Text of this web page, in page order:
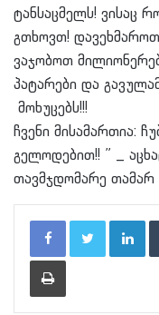
ტანსაცმელს! ვისაც
გთხოვთ!
ვაჯობოთ
პატარები და
მოხუცებს!!!
ჩვენი მისამართია:
გელოდებით!! ” _
თავმჯდომარე თამარ
Print